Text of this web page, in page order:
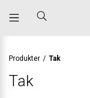
Produkter / Tak
Tak